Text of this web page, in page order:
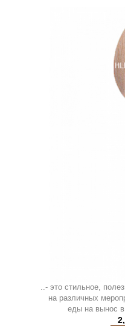
..- это стильное,
на различных
еды на вынос